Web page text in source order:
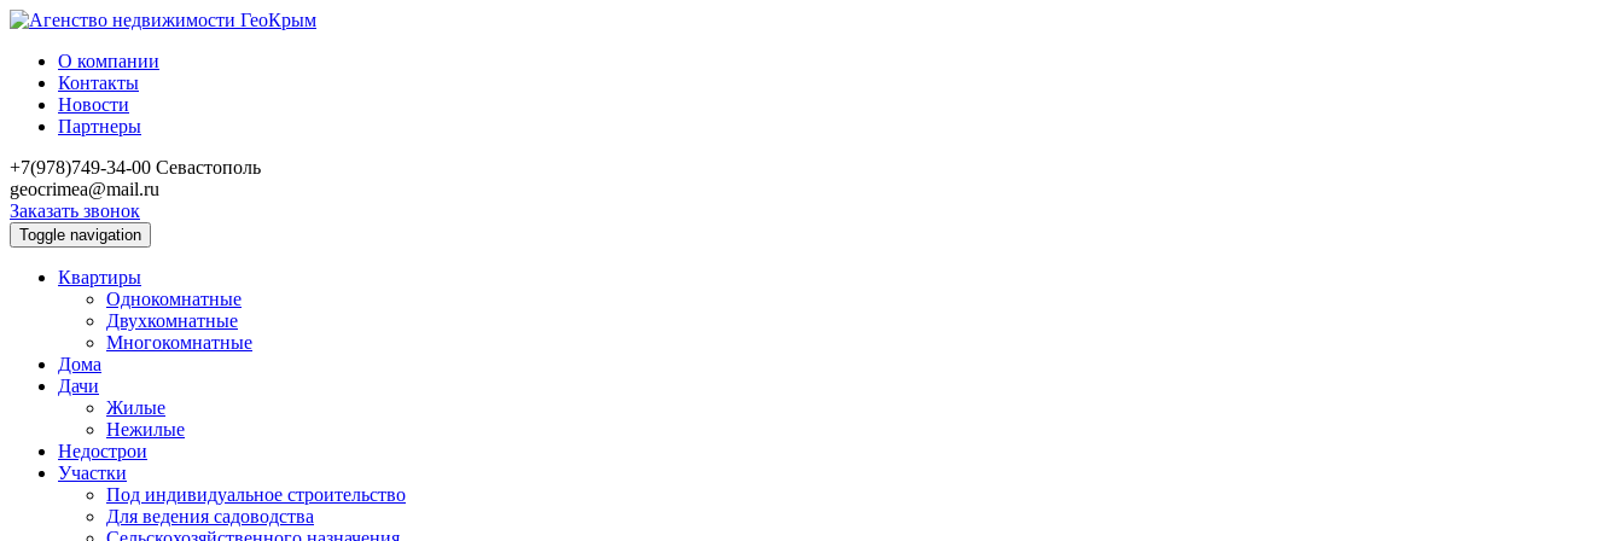
О компании
Контакты
Новости
Партнеры
+7(978)749-34-00 Севастополь
geocrimea@mail.ru
Заказать звонок
Toggle navigation
Квартиры
Однокомнатные
Двухкомнатные
Многокомнатные
Дома
Дачи
Жилые
Нежилые
Недострои
Участки
Под индивидуальное строительство
Для ведения садоводства